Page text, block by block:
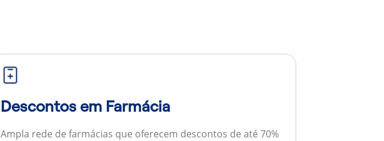
Descontos em Farmácia
Ampla rede de farmácias que oferecem descontos de até 70%